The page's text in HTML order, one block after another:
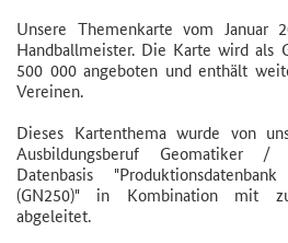
Unsere Themenkarte vom Januar
Handballmeister. Die Karte wird als
500 000 angeboten und enthält
Vereinen.
Dieses Kartenthema wurde von
Ausbildungsberuf Geomatiker
Datenbasis
(GN250)" in Kombination mit
abgeleitet.